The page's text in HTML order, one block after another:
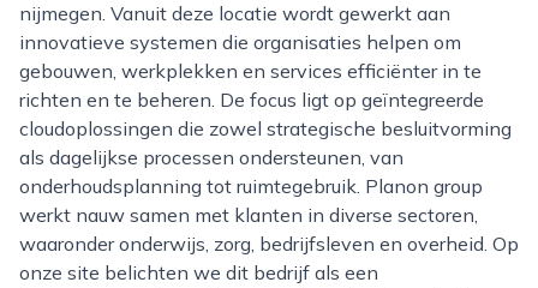
nijmegen. Vanuit deze locatie wordt gewerkt aan
innovatieve systemen die organisaties helpen om
gebouwen, werkplekken en services efficiënter in te
richten en te beheren. De focus ligt op geïntegreerde
cloudoplossingen die zowel strategische besluitvorming
als dagelijkse processen ondersteunen, van
onderhoudsplanning tot ruimtegebruik. Planon group
werkt nauw samen met klanten in diverse sectoren,
waaronder onderwijs, zorg, bedrijfsleven en overheid. Op
onze site belichten we dit bedrijf als een